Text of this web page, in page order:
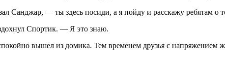
— ты здесь посиди, а я пойду и расскажу ребятам о
Спортик. — Я это знаю.
вышел из домика. Тем временем друзья с напряжением